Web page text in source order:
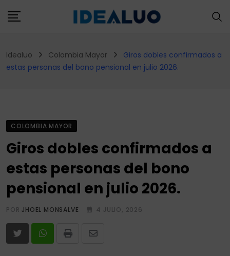
to
Idealuo Colombia Mayor
Giros dobles confirmados a
estas personas del bono pensional en julio 2026.
COLOMBIA MAYOR
Giros dobles confirmados a
estas personas del bono
pensional en julio 2026.
PORJHOEL MONSALVE 4 JULIO, 2026
Print
Share